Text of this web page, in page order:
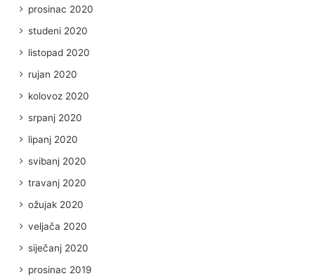
prosinac 2020
studeni 2020
listopad 2020
rujan 2020
kolovoz 2020
srpanj 2020
lipanj 2020
svibanj 2020
travanj 2020
ožujak 2020
veljača 2020
siječanj 2020
prosinac 2019